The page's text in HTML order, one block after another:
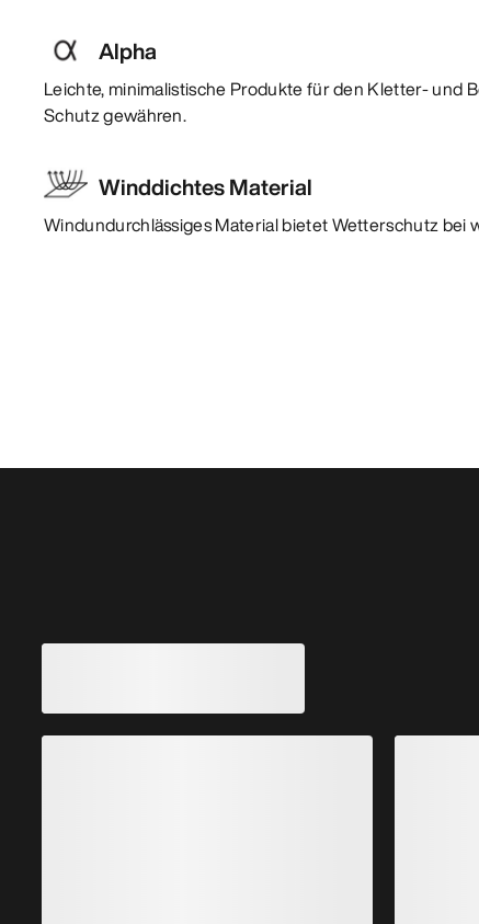
Alpha
Leichte, minimalistische Produkte für den Kletter- und
Schutz gewähren.
Winddichtes Material
Windundurchlässiges Material bietet Wetterschutz bei